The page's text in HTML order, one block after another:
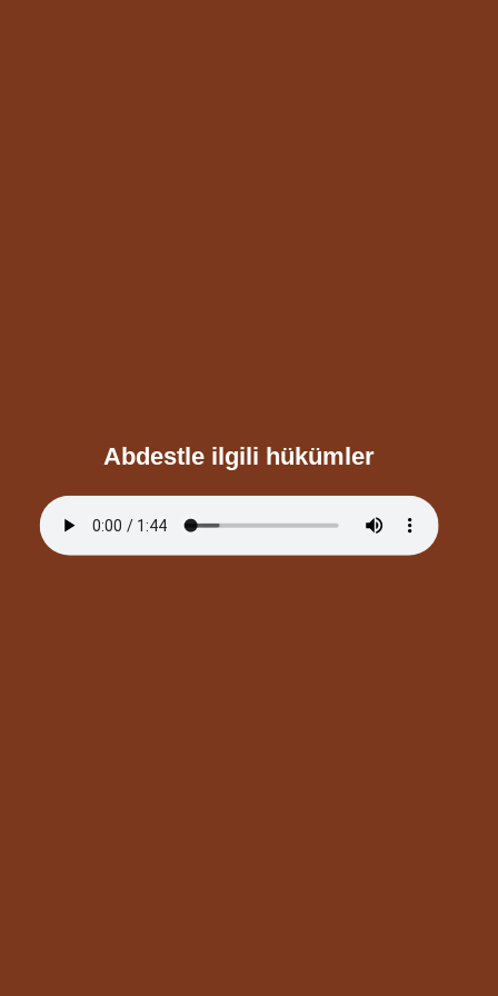
Abdestle ilgili hükümler